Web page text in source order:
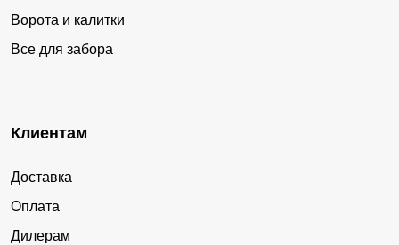
Ворота и калитки
Все для забора
Клиентам
Доставка
Оплата
Дилерам